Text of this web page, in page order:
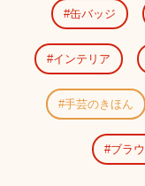
缶バッジ
インテリア
手芸のきほん
ブラ